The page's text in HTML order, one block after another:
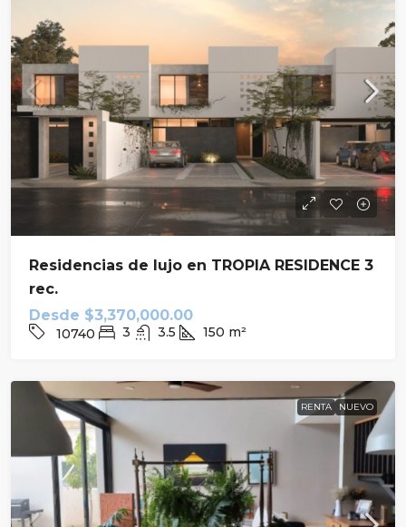
Residencias de lujo en TROPIA RESIDENCE 3
rec.
Desde $3,370,000.00
10740 3 3.5 150 m²
RENTA NUEVO